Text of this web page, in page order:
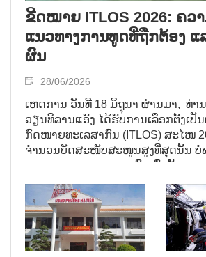
ຂີດ​ໝາຍ ITLOS 2026: ຄວ
ແນວ​ທາງ​ການ​ທູດ​ທີ່​ຖືກ​ຕ້ອງ
ຜົນ
28/06/2026
ເຫດ​ການ ວັນ​ທີ 18 ມິ​ຖຸ​ນາ ຜ່ານ​ມາ, ທ່າ
ວຽນ​ທິ​ລານ​ແອັງ ໄດ້​ຮັບ​ການ​ເລືອກ​ຕັ້ງ​ເປັ
ກົດ​ໝາຍ​ທະ​ເລ​ສາ​ກົນ (ITLOS) ສະ​ໄໝ
ຈຳ​ນວນ​ບັດ​ສະ​ໜັບ​ສະ​ໜູນ​ສູງ​ທີ່​ສຸດນັ້ນ ບໍ່​
ງານ​ທາງ​ການ​ທູດ​ຂອງ​ບຸກ​ຄົນ​ເທົ່າ​ນັ້ນ.